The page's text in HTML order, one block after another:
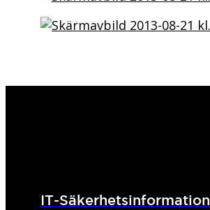
IT-Säkerhetsinformation